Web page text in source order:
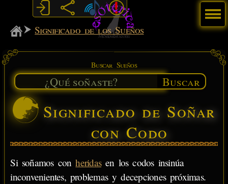
MiSabueso
Significado de los Sueños
Buscar Sueños
Buscar
Significado de Soñar
con Codo
Si soñamos conheridasen los codos insinúa
inconvenientes, problemas y decepciones próximas.
Menú